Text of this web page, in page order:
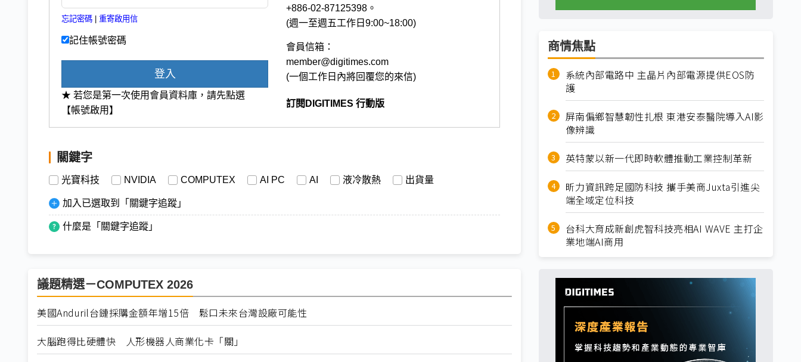
忘記密碼 重寄啟用信
記住帳號密碼
登入
★ 若您是第一次使用會員資料庫，請先點選
【帳號啟用】
+886-02-87125398。
(週一至週五工作日9:00~18:00)
會員信箱：
member@digitimes.com
(一個工作日內將回覆您的來信)
訂閱DIGITIMES 行動版
關鍵字
光寶科技 NVIDIA COMPUTEX AI PC AI 液冷散熱 出貨量
加入已選取到「關鍵字追蹤」
什麼是「關鍵字追蹤」
議題精選－COMPUTEX 2026
美國Anduril台鏈採購金額年增15倍 鬆口未來台灣設廠可能性
大腦跑得比硬體快 人形機器人商業化卡「關」
商情焦點
系統內部電路中 主晶片內部電源提供EOS防
護
屏南偏鄉智慧韌性扎根 東港安泰醫院導入AI影
像辨識
英特蒙以新一代即時軟體推動工業控制革新
昕力資訊跨足國防科技 攜手美商Juxta引進尖
端全域定位科技
台科大育成新創虎智科技亮相AI WAVE 主打企
業地端AI商用